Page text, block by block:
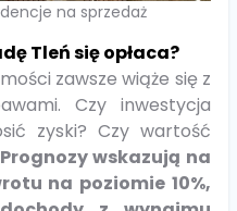
na sprzedaż
Tleń się opłaca?
zawsze wiąże się z
Czy inwestycja
zyski? Czy wartość
Prognozy wskazują na
na poziomie 10%,